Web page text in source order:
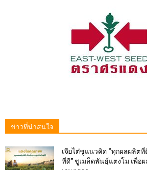
ข่าวที่น่าสนใจ
เจียไต๋ชูแนวคิด “ทุกผลผลิต
ที่ดี” ชูเมล็ดพันธุ์แตงโม เพื่